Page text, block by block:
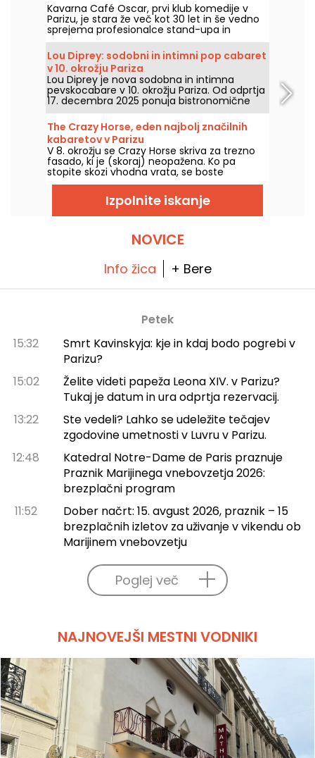
Kavarna Café Oscar, prvi klub komedije v
Parizu, je stara že več kot 30 let in še vedno
sprejema profesionalce stand-upa in
morebitne bodoče profesionalce. Café
Oscar vsak teden predstavi nove komike.
Lou Diprey: sodobni in intimni pop cabaret
v 10. okrožju Pariza
Lou Diprey je nova sodobna in intimna
pevskocabare v 10. okrožju Pariza. Od odprtja
17. decembra 2025 ponuja bistronomične
večerje, koreografske nastope ter
nepozabne nočne žure, vse v ambientu z
rahlo osvetlitvijo, ustvarjenem za sodobno
nočno doživetje. Ste pripravljeni na vstop v
svet, ki ga ni moč najti nikjer drugje?
The Crazy Horse, eden najbolj značilnih
kabaretov v Parizu
V 8. okrožju se Crazy Horse skriva za trezno
fasado, ki je (skoraj) neopažena. Ko pa
stopite skozi vhodna vrata, se boste
prestavili v povsem drugačno vzdušje, saj si
boste ogledali čudovito predstavo s plesom,
nastopi in osvetljenim dekorjem.
Izpolnite iskanje
NOVICE
Info žica + Bere
Petek
15:32
Smrt Kavinskyja: kje in kdaj bodo pogrebi v
Parizu?
15:02
Želite videti papeža Leona XIV. v Parizu?
Tukaj je datum in ura odprtja rezervacij.
13:22
Ste vedeli? Lahko se udeležite tečajev
zgodovine umetnosti v Luvru v Parizu.
12:48
Katedral Notre-Dame de Paris praznuje
Praznik Marijinega vnebovzetja 2026:
brezplačni program
11:52
Dober načrt: 15. avgust 2026, praznik – 15
brezplačnih izletov za uživanje v vikendu ob
Marijinem vnebovzetju
Poglej več
NAJNOVEJŠI MESTNI VODNIKI